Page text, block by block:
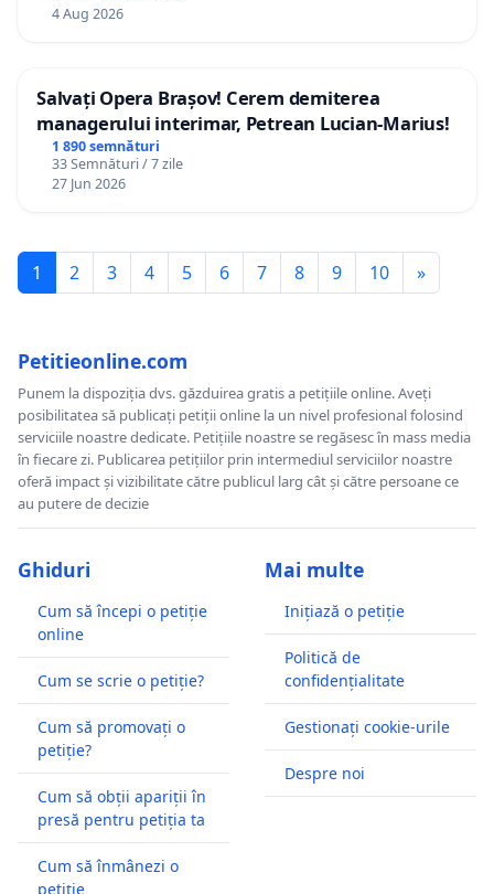
4 Aug 2026
Salvați Opera Brașov! Cerem demiterea
managerului interimar, Petrean Lucian-Marius!
1 890 semnături
33 Semnături / 7 zile
27 Jun 2026
1 2 3 4 5 6 7 8 9 10 »
Petitieonline.com
Punem la dispoziția dvs. găzduirea gratis a petițiile online. Aveți
posibilitatea să publicați petiții online la un nivel profesional folosind
serviciile noastre dedicate. Petițiile noastre se regăsesc în mass media
în fiecare zi. Publicarea petițiilor prin intermediul serviciilor noastre
oferă impact și vizibilitate către publicul larg cât și către persoane ce
au putere de decizie
Ghiduri
Cum să începi o petiție
online
Cum se scrie o petiție?
Cum să promovați o
petiție?
Cum să obții apariții în
presă pentru petiția ta
Cum să înmânezi o
petiție
Mai multe
Inițiază o petiție
Politică de
confidențialitate
Gestionați cookie-urile
Despre noi